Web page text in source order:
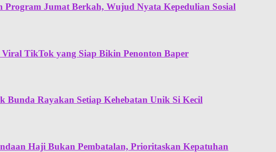
Jumat Berkah, Wujud Nyata Kepedulian Sosial
TikTok yang Siap Bikin Penonton Baper
Rayakan Setiap Kehebatan Unik Si Kecil
Haji Bukan Pembatalan, Prioritaskan Kepatuhan